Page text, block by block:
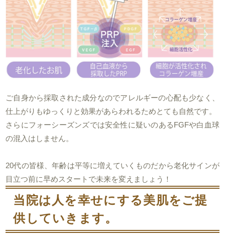
ご自身から採取された成分なのでアレルギーの心配も少なく、
仕上がりもゆっくりと効果があらわれるためとても自然です。
さらにフォーシーズンズでは安全性に疑いのあるFGFや白血球
の混入はしません。
20代の皆様、年齢は平等に増えていくものだから老化サインが
目立つ前に早めスタートで未来を変えましょう！
当院は人を幸せにする美肌をご提
供していきます。